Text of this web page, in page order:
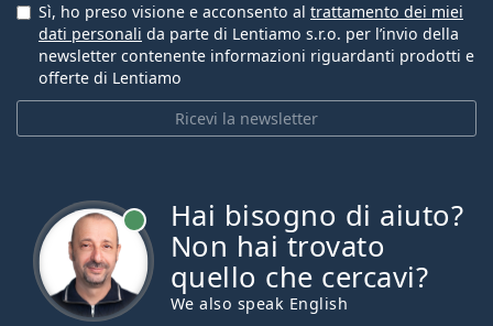
Ricevi la newsletter
Sì, ho preso visione e acconsento al trattamento dei miei
dati personali da parte di Lentiamo s.r.o. per l’invio della
newsletter contenente informazioni riguardanti prodotti e
offerte di Lentiamo
Hai bisogno di aiuto?
Non hai trovato
quello che cercavi?
We also speak English